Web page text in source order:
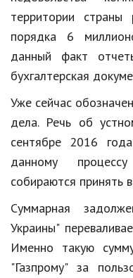
Обзоры
Рецепты
Красота и
Hi-Tech. Интернет
Авто, мото
Дом и сад
Недвижимость
Спорт и фитнес
Психология и
территории страны
порядка 6
данный факт
бухгалтерская
Уже сейчас
дела. Речь об
сентябре 2016
данному
собираются принять
Суммарная
Украины"
Именно такую
"Газпрому" за